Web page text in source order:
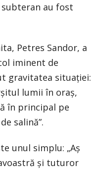
au fost
Petres Sandor, a
iminent de
gravitatea situației:
lumii în oraș,
în principal pe
salină”.
unul simplu: „Aș
și tuturor